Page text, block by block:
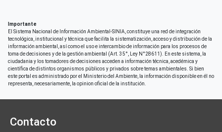
Correo electrónico
giz-peru@giz.de
Derechos de acceso
Acceso irrestricto a todo su contenido
Importante
El Sistema Nacional de Información Ambiental-SINIA, constituye una red de integración
tecnológica, institucional y técnica que facilita la sistematización, acceso y distribución de la
información ambiental, así como el uso e intercambio de información para los procesos de
toma de decisiones y de la gestión ambiental (Art. 35°, Ley N°28611). En este sistema, la
ciudadania y los tomadores de decisiones acceden a información técnica, acedémica y
científica de distintos organismos públicos y privados sobre temas ambientales. Si bien
este portal es administrado por el Ministerio del Ambiente, la información disponible en él no
representa, necesariamente, la opinion oficial de la institución.
Contacto